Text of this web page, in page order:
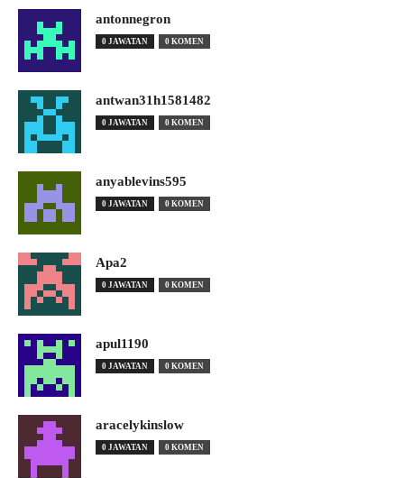
antonnegron
0 JAWATAN 0 KOMEN
antwan31h1581482
0 JAWATAN 0 KOMEN
anyablevins595
0 JAWATAN 0 KOMEN
Apa2
0 JAWATAN 0 KOMEN
apul1190
0 JAWATAN 0 KOMEN
aracelykinslow
0 JAWATAN 0 KOMEN